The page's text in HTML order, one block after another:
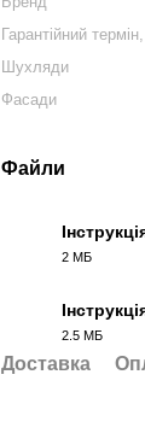
Гарантійний
Шухляди
Фасади
Файли
2 МБ
2.5 МБ
Доставка